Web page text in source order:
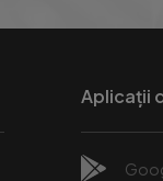
Aplicații